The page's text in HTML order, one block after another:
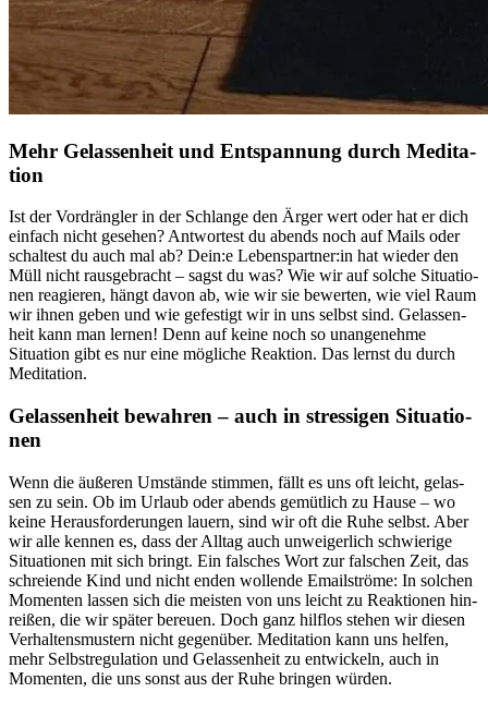
Mehr Gelas­sen­heit und Ent­span­nung durch Medi­ta­
tion
Ist der Vor­dräng­ler in der Schlange den Ärger wert oder hat er dich
ein­fach nicht gese­hen? Ant­wor­test du abends noch auf Mails oder
schal­test du auch mal ab? Dein:e Lebenspartner:in hat wieder den
Müll nicht rausgebracht – sagst du was? Wie wir auf solche Situa­tio­
nen reagie­ren, hängt davon ab, wie wir sie bewer­ten, wie viel Raum
wir ihnen geben und wie gefes­tigt wir in uns selbst sind. Gelas­sen­
heit kann man lernen! Denn auf keine noch so unangenehme
Situation gibt es nur eine mögliche Reaktion. Das lernst du durch
Meditation.
Gelas­sen­heit bewah­ren – auch in stres­si­gen Situa­tio­
nen
Wenn die äuße­ren Umstände stim­men, fällt es uns oft leicht, gelas­
sen zu sein. Ob im Urlaub oder abends gemüt­lich zu Hause – wo
keine Her­aus­for­de­run­gen lauern, sind wir oft die Ruhe selbst. Aber
wir alle kennen es, dass der Alltag auch unweigerlich schwierige
Situationen mit sich bringt. Ein falsches Wort zur falschen Zeit, das
schreiende Kind und nicht enden wollende Emailströme: In sol­chen
Momen­ten lassen sich die meisten von uns leicht zu Reak­tio­nen hin­
rei­ßen, die wir später bereuen. Doch ganz hilf­los stehen wir diesen
Verhaltensmustern nicht gegen­über. Medi­ta­tion kann uns helfen,
mehr Selbstregulation und Gelas­sen­heit zu ent­wi­ckeln, auch in
Momen­ten, die uns sonst aus der Ruhe brin­gen würden.